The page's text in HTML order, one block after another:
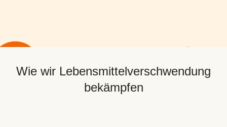
Wie wir Lebensmittelverschwendung
bekämpfen